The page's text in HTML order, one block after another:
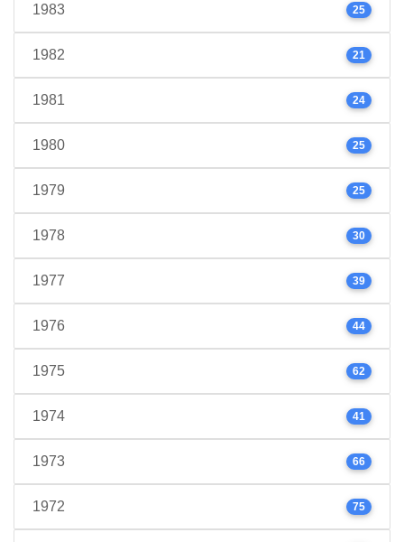
1983 25
1982 21
1981 24
1980 25
1979 25
1978 30
1977 39
1976 44
1975 62
1974 41
1973 66
1972 75